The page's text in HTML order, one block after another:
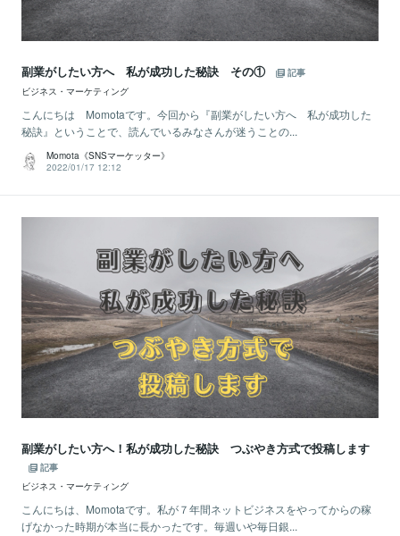
副業がしたい方へ 私が成功した秘訣 その①
記事
ビジネス・マーケティング
こんにちは Momotaです。今回から『副業がしたい方へ 私が成功した
秘訣』ということで、読んでいるみなさんが迷うことの...
Momota《SNSマーケッター》
2022/01/17 12:12
副業がしたい方へ！私が成功した秘訣 つぶやき方式で投稿します
記事
ビジネス・マーケティング
こんにちは、Momotaです。私が７年間ネットビジネスをやってからの稼
げなかった時期が本当に長かったです。毎週いや毎日銀...